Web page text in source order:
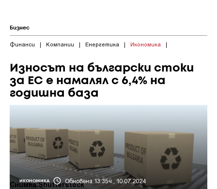
Бизнес
Финанси | Компании | Енергетика | Икономика |
Износът на български стоки
за ЕС е намалял с 6,4% на
годишна база
ИКОНОМИКА Обновена 13:35ч., 10.07.2024
Снимка:Shutterstock